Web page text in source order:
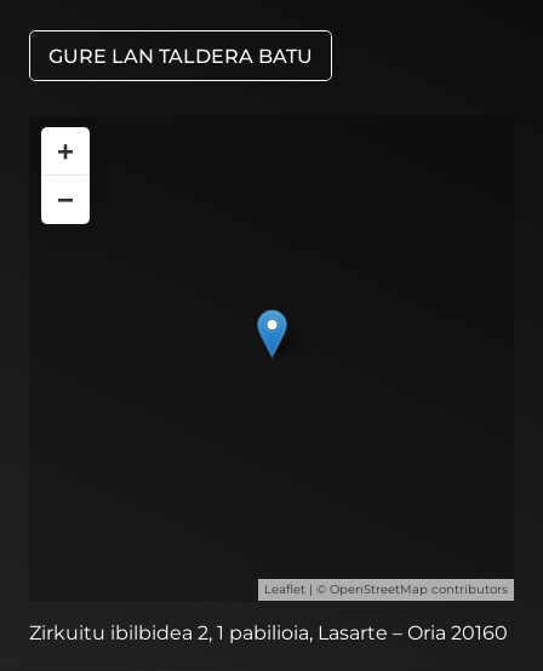
GURE LAN TALDERA BATU
+
−
Leaflet | © OpenStreetMap contributors
Zirkuitu ibilbidea 2, 1 pabilioia, Lasarte – Oria 20160